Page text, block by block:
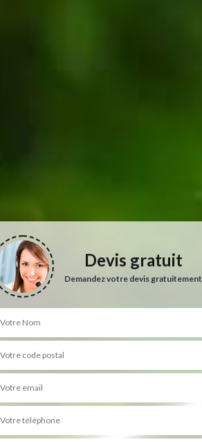
Devis gratuit
Demandez votre devis gratuitement